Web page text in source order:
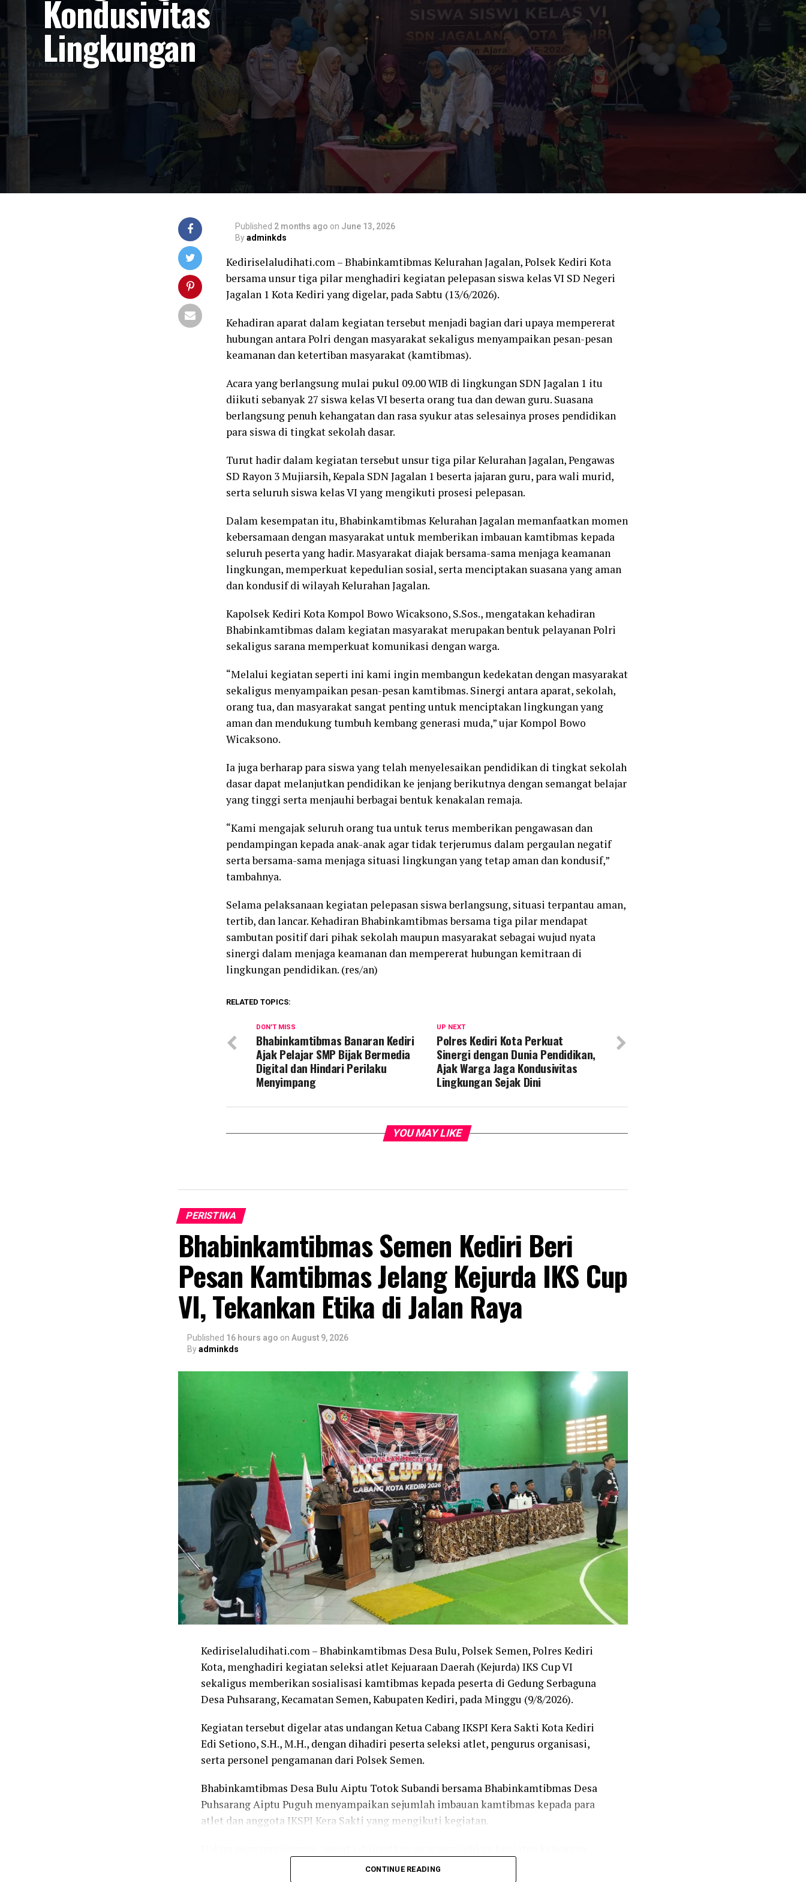
Kondusivitas
Lingkungan
Published 2 months ago on June 13, 2026
Byadminkds
Kediriselaludihati.com – Bhabinkamtibmas Kelurahan Jagalan, Polsek Kediri Kota
bersama unsur tiga pilar menghadiri kegiatan pelepasan siswa kelas VI SD Negeri
Jagalan 1 Kota Kediri yang digelar, pada Sabtu (13/6/2026).
Kehadiran aparat dalam kegiatan tersebut menjadi bagian dari upaya mempererat
hubungan antara Polri dengan masyarakat sekaligus menyampaikan pesan-pesan
keamanan dan ketertiban masyarakat (kamtibmas).
Acara yang berlangsung mulai pukul 09.00 WIB di lingkungan SDN Jagalan 1 itu
diikuti sebanyak 27 siswa kelas VI beserta orang tua dan dewan guru. Suasana
berlangsung penuh kehangatan dan rasa syukur atas selesainya proses pendidikan
para siswa di tingkat sekolah dasar.
Turut hadir dalam kegiatan tersebut unsur tiga pilar Kelurahan Jagalan, Pengawas
SD Rayon 3 Mujiarsih, Kepala SDN Jagalan 1 beserta jajaran guru, para wali murid,
serta seluruh siswa kelas VI yang mengikuti prosesi pelepasan.
Dalam kesempatan itu, Bhabinkamtibmas Kelurahan Jagalan memanfaatkan momen
kebersamaan dengan masyarakat untuk memberikan imbauan kamtibmas kepada
seluruh peserta yang hadir. Masyarakat diajak bersama-sama menjaga keamanan
lingkungan, memperkuat kepedulian sosial, serta menciptakan suasana yang aman
dan kondusif di wilayah Kelurahan Jagalan.
Kapolsek Kediri Kota Kompol Bowo Wicaksono, S.Sos., mengatakan kehadiran
Bhabinkamtibmas dalam kegiatan masyarakat merupakan bentuk pelayanan Polri
sekaligus sarana memperkuat komunikasi dengan warga.
“Melalui kegiatan seperti ini kami ingin membangun kedekatan dengan masyarakat
sekaligus menyampaikan pesan-pesan kamtibmas. Sinergi antara aparat, sekolah,
orang tua, dan masyarakat sangat penting untuk menciptakan lingkungan yang
aman dan mendukung tumbuh kembang generasi muda,” ujar Kompol Bowo
Wicaksono.
Ia juga berharap para siswa yang telah menyelesaikan pendidikan di tingkat sekolah
dasar dapat melanjutkan pendidikan ke jenjang berikutnya dengan semangat belajar
yang tinggi serta menjauhi berbagai bentuk kenakalan remaja.
“Kami mengajak seluruh orang tua untuk terus memberikan pengawasan dan
pendampingan kepada anak-anak agar tidak terjerumus dalam pergaulan negatif
serta bersama-sama menjaga situasi lingkungan yang tetap aman dan kondusif,”
tambahnya.
Selama pelaksanaan kegiatan pelepasan siswa berlangsung, situasi terpantau aman,
tertib, dan lancar. Kehadiran Bhabinkamtibmas bersama tiga pilar mendapat
sambutan positif dari pihak sekolah maupun masyarakat sebagai wujud nyata
sinergi dalam menjaga keamanan dan mempererat hubungan kemitraan di
lingkungan pendidikan. (res/an)
RELATED TOPICS:
UP NEXT
Polres Kediri Kota Perkuat
Sinergi dengan Dunia Pendidikan,
Ajak Warga Jaga Kondusivitas
Lingkungan Sejak Dini
DON'T MISS
Bhabinkamtibmas Banaran Kediri
Ajak Pelajar SMP Bijak Bermedia
Digital dan Hindari Perilaku
Menyimpang
YOU MAY LIKE
PERISTIWA
Bhabinkamtibmas Semen Kediri Beri
Pesan Kamtibmas Jelang Kejurda IKS Cup
VI, Tekankan Etika di Jalan Raya
Published 16 hours ago on August 9, 2026
Byadminkds
Kediriselaludihati.com – Bhabinkamtibmas Desa Bulu, Polsek Semen, Polres Kediri
Kota, menghadiri kegiatan seleksi atlet Kejuaraan Daerah (Kejurda) IKS Cup VI
sekaligus memberikan sosialisasi kamtibmas kepada peserta di Gedung Serbaguna
Desa Puhsarang, Kecamatan Semen, Kabupaten Kediri, pada Minggu (9/8/2026).
Kegiatan tersebut digelar atas undangan Ketua Cabang IKSPI Kera Sakti Kota Kediri
Edi Setiono, S.H., M.H., dengan dihadiri peserta seleksi atlet, pengurus organisasi,
serta personel pengamanan dari Polsek Semen.
Bhabinkamtibmas Desa Bulu Aiptu Totok Subandi bersama Bhabinkamtibmas Desa
Puhsarang Aiptu Puguh menyampaikan sejumlah imbauan kamtibmas kepada para
atlet dan anggota IKSPI Kera Sakti yang mengikuti kegiatan.
sebagai ajang mencari prestasi dan mempererat persaudaraan, bukan sebagai tempat
CONTINUE READING